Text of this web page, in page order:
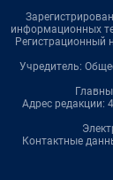
информационных
Регистрационный
Учредитель:
Адрес редакции:
Контактные